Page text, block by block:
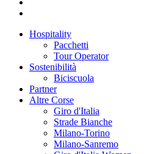
Hospitality
Pacchetti
Tour Operator
Sostenibilità
Biciscuola
Partner
Altre Corse
Giro d'Italia
Strade Bianche
Milano-Torino
Milano-Sanremo